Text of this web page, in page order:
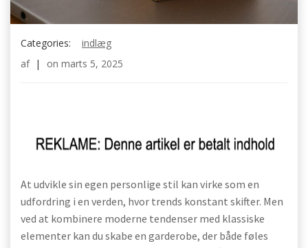
Categories:
indlæg
af | on marts 5, 2025
At udvikle sin egen personlige stil kan virke som en
udfordring i en verden, hvor trends konstant skifter. Men
ved at kombinere moderne tendenser med klassiske
elementer kan du skabe en garderobe, der både føles